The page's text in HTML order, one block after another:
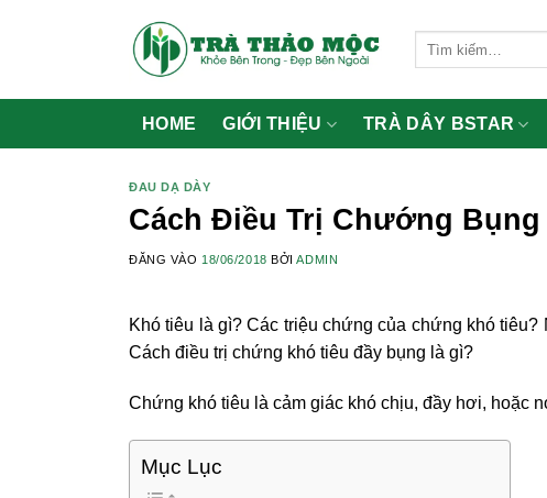
dung
HOME GIỚI THIỆU TRÀ DÂY BSTAR
ĐAU DẠ DÀY
Cách Điều Trị Chướng
ĐĂNG VÀO 18/06/2018 BỞIADMIN
Khó tiêu là gì? Các triệu chứng của chứng khó
Cách điều trị chứng khó tiêu đầy bụng là gì?
Chứng khó tiêu là cảm giác khó chịu, đầy hơi, hoặc
Mục Lục